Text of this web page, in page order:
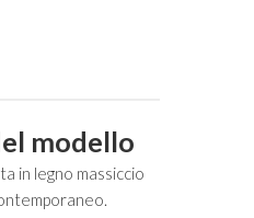
modello
in legno massiccio